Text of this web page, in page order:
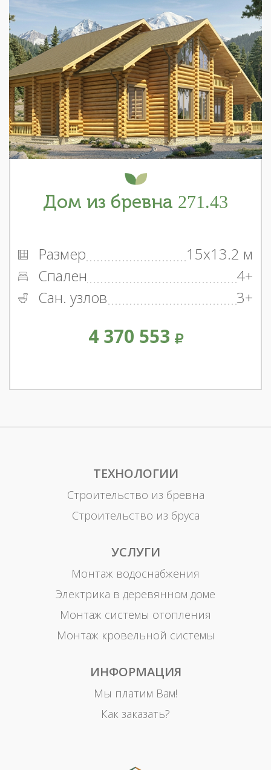
Дом из бревна 271.43
Размер
15x13.2 м
Спален
4+
Сан. узлов
3+
4 370 553
ТЕХНОЛОГИИ
Строительство из бревна
Строительство из бруса
УСЛУГИ
Монтаж водоснабжения
Электрика в деревянном доме
Монтаж системы отопления
Монтаж кровельной системы
ИНФОРМАЦИЯ
Мы платим Вам!
Как заказать?